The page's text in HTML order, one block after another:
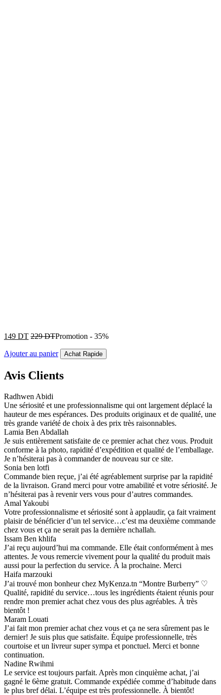
149 DT 229DTPromotion - 35%
Ajouter au panier Achat Rapide
Avis Clients
Radhwen Abidi
Une sériosité et une professionnalisme qui ont largement déplacé la
hauteur de mes espérances. Des produits originaux et de qualité, une
très grande variété de choix à des prix très raisonnables.
Lamia Ben Abdallah
Je suis entièrement satisfaite de ce premier achat chez vous. Produit
conforme à la photo, rapidité d’expédition et qualité de l’emballage.
Je n’hésiterai pas à commander de nouveau sur ce site.
Sonia ben lotfi
Commande bien reçue, j’ai été agréablement surprise par la rapidité
de la livraison. Grand merci pour votre amabilité et votre sériosité. Je
n’hésiterai pas à revenir vers vous pour d’autres commandes.
Amal Yakoubi
Votre professionnalisme et sériosité sont à applaudir, ça fait vraiment
plaisir de bénéficier d’un tel service…c’est ma deuxième commande
chez vous et ça ne serait pas la dernière nchallah.
Issam Ben khlifa
J’ai reçu aujourd’hui ma commande. Elle était conformément à mes
attentes. Je vous remercie vivement pour la qualité du produit mais
aussi pour la perfection du service. À la prochaine. Merci
Haifa marzouki
J’ai trouvé mon bonheur chez MyKenza.tn “Montre Burberry” ♡
Qualité, rapidité du service…tous les ingrédients étaient réunis pour
rendre mon premier achat chez vous des plus agréables. À très
bientôt !
Maram Louati
J’ai fait mon premier achat chez vous et ça ne sera sûrement pas le
dernier! Je suis plus que satisfaite. Équipe professionnelle, très
courtoise et un livreur super sympa et ponctuel. Merci et bonne
continuation.
Nadine Rwihmi
Le service est toujours parfait. Après mon cinquième achat, j’ai
gagné le 6ème gratuit. Commande expédiée comme d’habitude dans
le plus bref délai. L’équipe est très professionnelle. À bientôt!